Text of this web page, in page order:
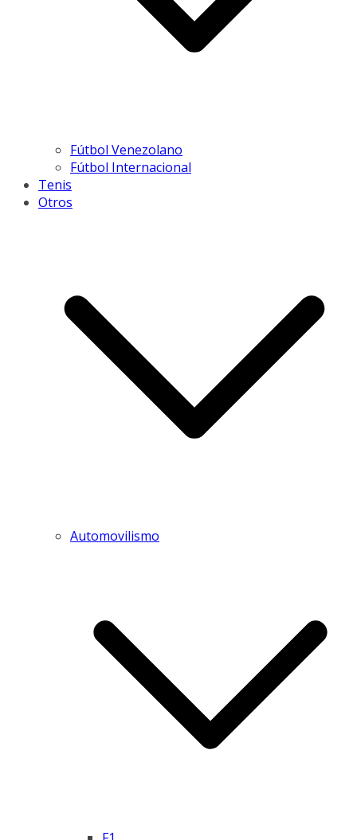
Fútbol Venezolano
Fútbol Internacional
Tenis
Otros
Automovilismo